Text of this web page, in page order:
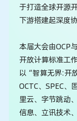
于打造全球开源
下游搭建起深度
本届大会由OCP
开放计算标准工
以“智算无界:开
OCTC、SPEC、
里云、字节跳动
信息、立讯技术